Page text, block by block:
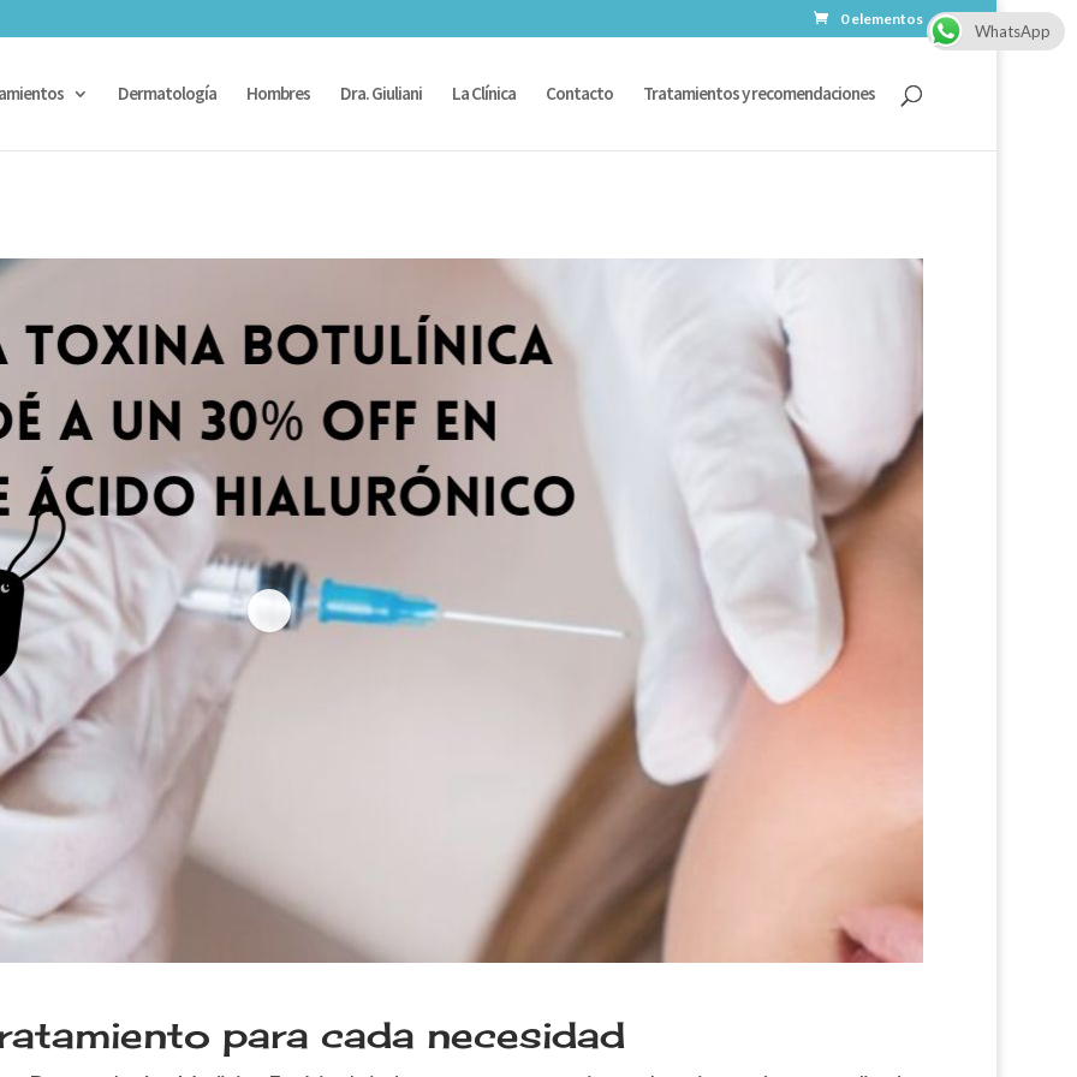
0 elementos
Dermatología Hombres Dra. Giuliani La Clínica Contacto Tratamientos y recomendaciones
para cada necesidad
WhatsApp